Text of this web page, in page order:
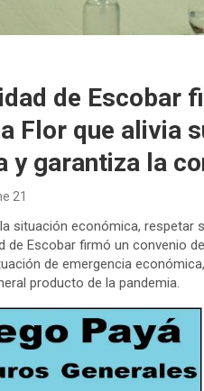
de Escobar
Flor que alivia
y garantiza la
21
situación económica, respetar
de Escobar firmó un convenio
de emergencia
producto de la pandemia.